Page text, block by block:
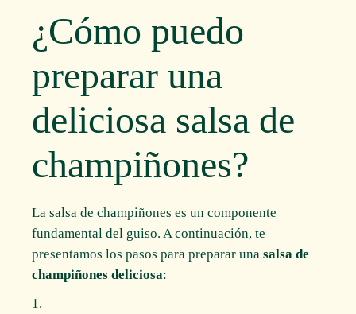
¿Cómo puedo
preparar una
deliciosa salsa de
champiñones?
La salsa de champiñones es un componente
fundamental del guiso. A continuación, te
presentamos los pasos para preparar unasalsa de
champiñones deliciosa: